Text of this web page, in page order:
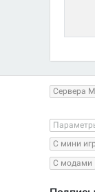
Сервера
С мини
С модами